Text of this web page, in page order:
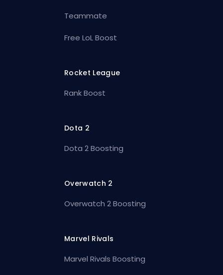
Teammate
Free LoL Boost
Rocket League
Rank Boost
Dota 2
Dota 2 Boosting
Overwatch 2
Overwatch 2 Boosting
Marvel Rivals
Marvel Rivals Boosting